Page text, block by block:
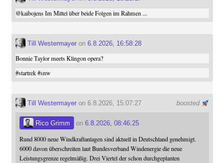
@kaibojensIm Mittel über beide Folgen im Rahmen ...
Till Westermayeron 6.8.2026, 16:58:28
Bonnie Taylor meets Klingon opera?
#startrek #snw
boosted
Till Westermayeron 6.8.2026, 15:07:27
Rico Grimm on 6.8.2026, 08:46:25
Rund 8000 neue Windkraftanlagen sind aktuell in Deutschland genehmigt.
6000 davon überschreiten laut Bundesverband Windenergie die neue
Leistungsgrenze regelmäßig. Drei Viertel der schon durchgeplanten